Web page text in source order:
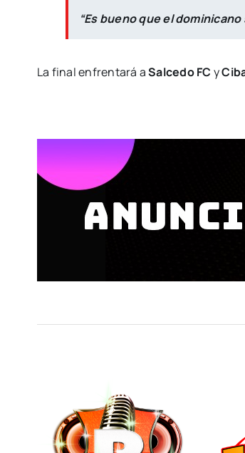
“Es bueno que el
La final enfrentará aSalcedo FC y